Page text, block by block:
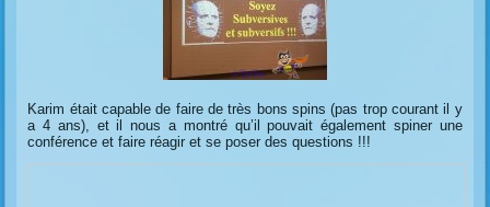
Karim était capable de faire de très bons spins (pas trop courant il y
a 4 ans), et il nous a montré qu’il pouvait également spiner une
conférence et faire réagir et se poser des questions !!!